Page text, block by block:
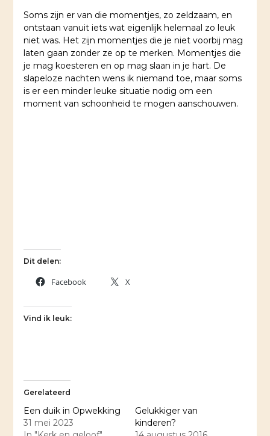
Soms zijn er van die momentjes, zo zeldzaam, en
ontstaan vanuit iets wat eigenlijk helemaal zo leuk
niet was. Het zijn momentjes die je niet voorbij mag
laten gaan zonder ze op te merken. Momentjes die
je mag koesteren en op mag slaan in je hart. De
slapeloze nachten wens ik niemand toe, maar soms
is er een minder leuke situatie nodig om een
moment van schoonheid te mogen aanschouwen.
Dit delen:
Facebook X
Vind ik leuk:
Gerelateerd
Een duik in Opwekking
31 mei 2023
Gelukkiger van
kinderen?